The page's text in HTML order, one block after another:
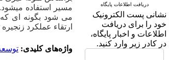
دریافت اطلاعات پایگاه
نشانی پست الکترونیک
خود را برای دریافت
اطلاعات و اخبار پایگاه،
در کادر زیر وارد کنید.
مسیر استفاده
می­ شود بگونه­
ای
ارتقاء عملکرد
واژه‌های کلیدی: